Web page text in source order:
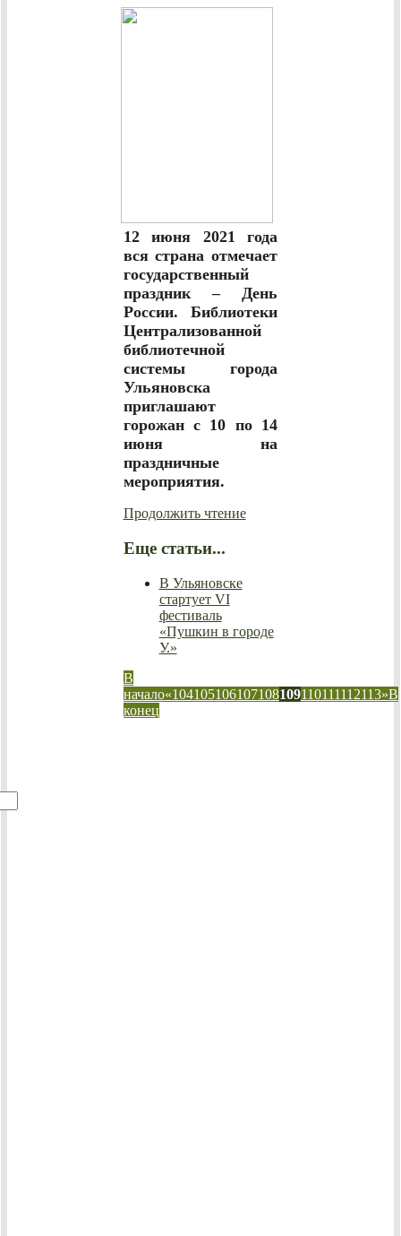
12 июня 2021 года
вся страна отмечает
государственный
праздник – День
России. Библиотеки
Централизованной
библиотечной
системы города
Ульяновска
приглашают
горожан с 10 по 14
июня на
праздничные
мероприятия.
Продолжить чтение
Еще статьи...
В Ульяновске
стартует VI
фестиваль
«Пушкин в городе
У.»
В
начало«104105106107108109110111112113»В
конец